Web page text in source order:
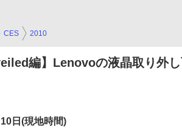
CES 2010
編】Lenovoの液晶取り外
日(現地時間)